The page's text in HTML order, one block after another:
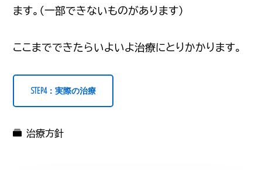
ます。（一部できないものがあります）
ここまでできたらいよいよ治療にとりかかります。
STEP4：実際の治療
治療方針